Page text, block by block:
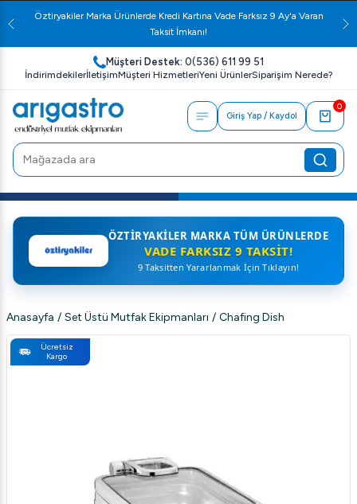
Öztiryakiler Marka Ürünlerde Kredi Kartına Vade Farksız 9 Ay'a Varan
Taksit İmkanı!
Müşteri Destek: 0(536) 611 99 51
İndirimdekilerİletişimMüşteri HizmetleriYeni ÜrünlerSiparişim Nerede?
Giriş Yap / Kaydol
0
ÖZTIRYAKILER MARKA TÜM ÜRÜNLERDE
VADE FARKSIZ 9 TAKSIT!
9 Taksitten Yararlanmak İçin Tıklayın!
Anasayfa / Set Üstü Mutfak Ekipmanları / Chafing Dish
Ücretsiz
Kargo